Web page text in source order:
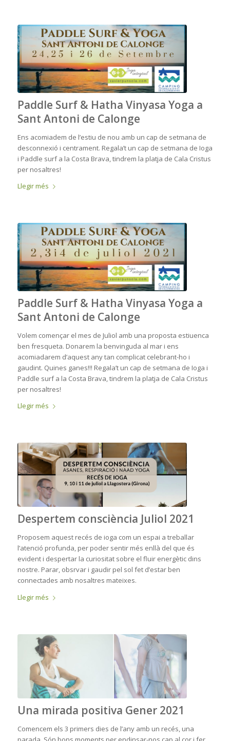
Paddle Surf & Hatha Vinyasa Yoga a
Sant Antoni de Calonge
Ens acomiadem de l’estiu de nou amb un cap de setmana de
desconnexió i centrament. Regala’t un cap de setmana de Ioga
i Paddle surf a la Costa Brava, tindrem la platja de Cala Cristus
per nosaltres!
Llegir més
Paddle Surf & Hatha Vinyasa Yoga a
Sant Antoni de Calonge
Volem començar el mes de Juliol amb una proposta estiuenca
ben fresqueta. Donarem la benvinguda al mar i ens
acomiadarem d’aquest any tan complicat celebrant-ho i
gaudint. Quines ganes!!! Regala’t un cap de setmana de Ioga i
Paddle surf a la Costa Brava, tindrem la platja de Cala Cristus
per nosaltres!
Llegir més
Despertem consciència Juliol 2021
Proposem aquest recés de ioga com un espai a treballar
l’atenció profunda, per poder sentir més enllà del que és
evident i despertar la curiositat sobre el fluir energètic dins
nostre. Parar, obsrvar i gaudir pel sol fet d’estar ben
connectades amb nosaltres mateixes.
Llegir més
Una mirada positiva Gener 2021
Comencem els 3 primers dies de l’any amb un recés, una